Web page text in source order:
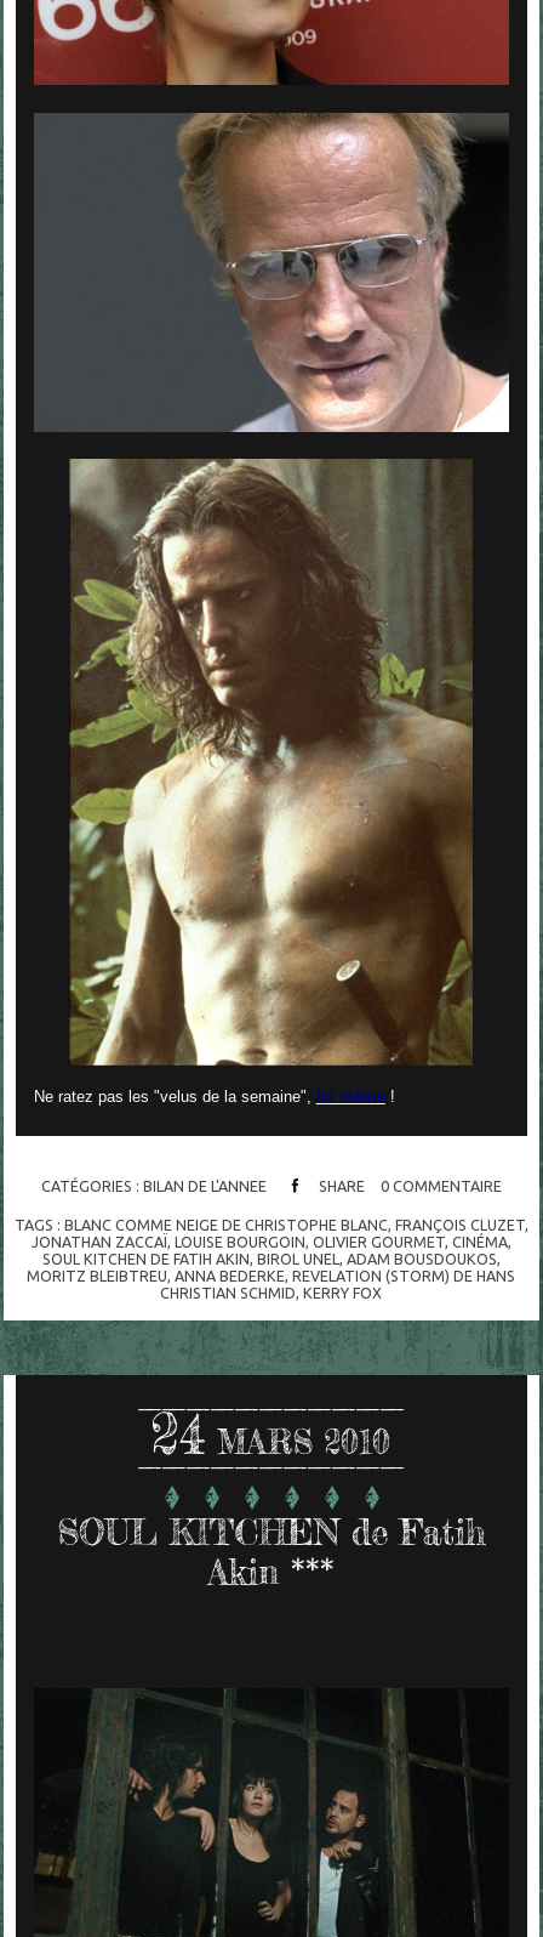
Ne ratez pas les "velus de la semaine", ici même!
CATÉGORIES : BILAN DE L'ANNEE SHARE 0 COMMENTAIRE
TAGS : BLANC COMME NEIGE DE CHRISTOPHE BLANC, FRANÇOIS CLUZET,
JONATHAN ZACCAÏ, LOUISE BOURGOIN, OLIVIER GOURMET, CINÉMA,
SOUL KITCHEN DE FATIH AKIN, BIROL UNEL , ADAM BOUSDOUKOS,
MORITZ BLEIBTREU,ANNA BEDERKE,REVELATION (STORM) DE HANS
CHRISTIAN SCHMID,KERRY FOX
24 MARS 2010
SOUL KITCHEN de Fatih
Akin ***